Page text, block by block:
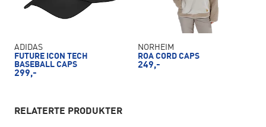
ADIDAS
FUTURE ICON TECH
BASEBALL CAPS
299,-
NORHEIM
ROA CORD CAPS
249,-
RELATERTE PRODUKTER